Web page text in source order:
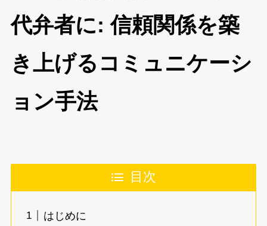
代弁者に: 信頼関係を築
き上げるコミュニケーシ
ョン手法
目次
はじめに